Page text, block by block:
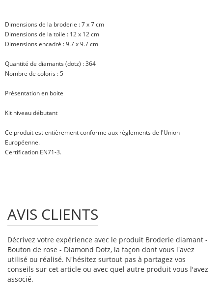
Dimensions de la broderie : 7 x 7 cm
Dimensions de la toile : 12 x 12 cm
Dimensions encadré : 9.7 x 9.7 cm
Quantité de diamants (dotz) : 364
Nombre de coloris : 5
Présentation en boite
Kit niveau débutant
Ce produit est entièrement conforme aux réglements de l'Union
Européenne.
Certification EN71-3.
AVIS CLIENTS
Décrivez votre expérience avec le produit Broderie diamant -
Bouton de rose - Diamond Dotz, la façon dont vous l'avez
utilisé ou réalisé. N'hésitez surtout pas à partagez vos
conseils sur cet article ou avec quel autre produit vous l'avez
associé.